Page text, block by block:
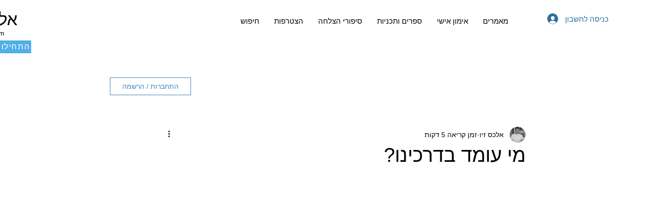
חיפוש הצטרפות סיפורי הצלחה ספרים ותכניות אימון אישי מאמרים כניסה לחשבון
התחילו
התחברות / הרשמה
מי עומד בדרכינו?
אלכס זיו זמן קריאה 5 דקות